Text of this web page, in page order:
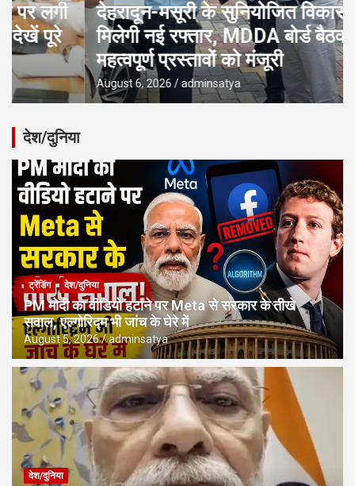
देहरादून-मसूरी के सुनियोजित विकास को
मिलेगी नई रफ्तार, MDDA बोर्ड बैठक में 25
महत्वपूर्ण प्रस्तावों को मंजूरी
August 6, 2026 adminsatya
देश/दुनिया
ट्रेंडिंग देश/दुनिया
PM मोदी का वीडियो हटाने पर Meta से सरकार के तीखे
सवाल, एल्गोरिद्म भी जांच के घेरे में
August 5, 2026 adminsatya
देश/दुनिया